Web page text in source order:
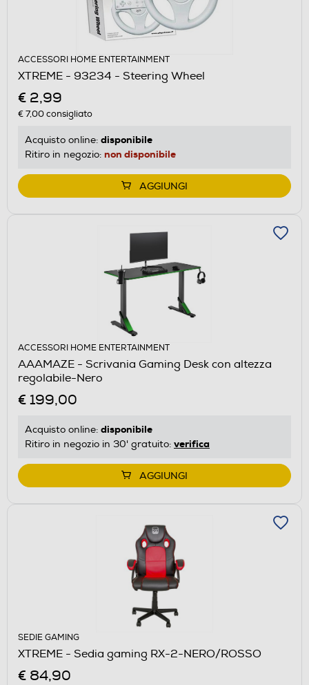
ACCESSORI HOME ENTERTAINMENT
XTREME - 93234 - Steering Wheel
€ 2,99
€ 7,00consigliato
Acquisto online: disponibile
Ritiro in negozio: non disponibile
AGGIUNGI
ACCESSORI HOME ENTERTAINMENT
AAAMAZE - Scrivania Gaming Desk con altezza
regolabile-Nero
€ 199,00
Acquisto online: disponibile
Ritiro in negozio in 30' gratuito: verifica
AGGIUNGI
SEDIE GAMING
XTREME - Sedia gaming RX-2-NERO/ROSSO
€ 84,90